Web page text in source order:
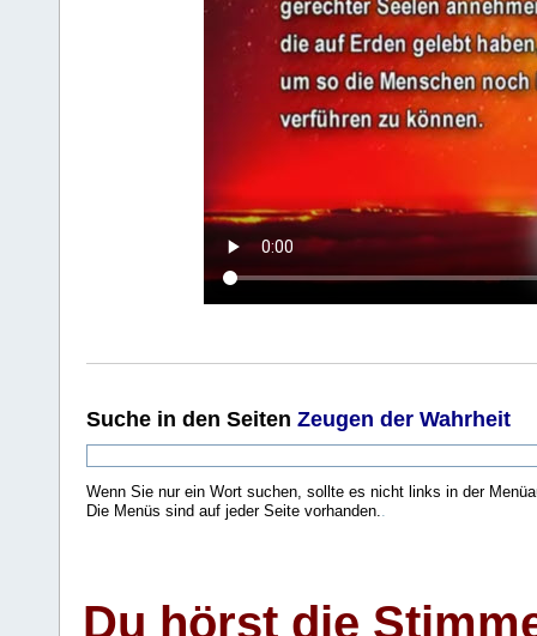
Suche in den Seiten Zeugen der Wahrheit
Wenn Sie nur ein Wort suchen, sollte es nicht links in der
Die Menüs sind auf jeder Seite vorhanden..
Du hörst die